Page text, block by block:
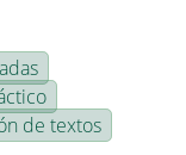
de textos